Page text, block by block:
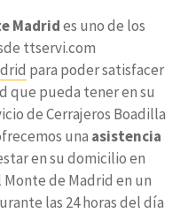
Madrides uno de los
ttservi.com
para poder satisfacer
que pueda tener en su
de Cerrajeros Boadilla
una asistencia
en su domicilio en
de Madrid en un
las 24 horas del día